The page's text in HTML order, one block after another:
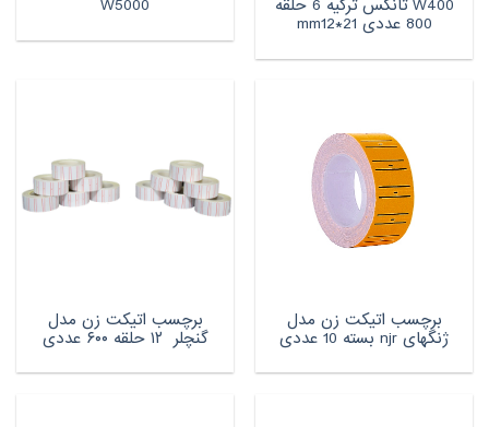
W400 تانکس ترکیه 6 حلقه
800 عددی mm12*21
W5000
برچسب اتیکت زن مدل
ژنگهای njr بسته 10 عددی
برچسب اتیکت زن مدل
گنچلر ۱۲ حلقه ۶۰۰ عددی